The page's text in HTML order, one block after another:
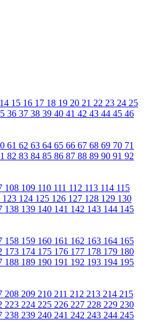
14 15 16 17 18 19 20 21 22 23 24 25
36 37 38 39 40 41 42 43 44 45 46
61 62 63 64 65 66 67 68 69 70 71
82 83 84 85 86 87 88 89 90 91 92
108 109 110 111 112 113 114 115
123 124 125 126 127 128 129 130
138 139 140 141 142 143 144 145
158 159 160 161 162 163 164 165
173 174 175 176 177 178 179 180
188 189 190 191 192 193 194 195
208 209 210 211 212 213 214 215
223 224 225 226 227 228 229 230
238 239 240 241 242 243 244 245